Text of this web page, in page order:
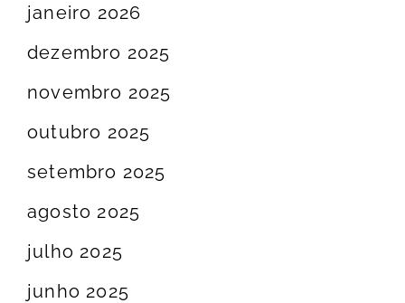
janeiro 2026
dezembro 2025
novembro 2025
outubro 2025
setembro 2025
agosto 2025
julho 2025
junho 2025